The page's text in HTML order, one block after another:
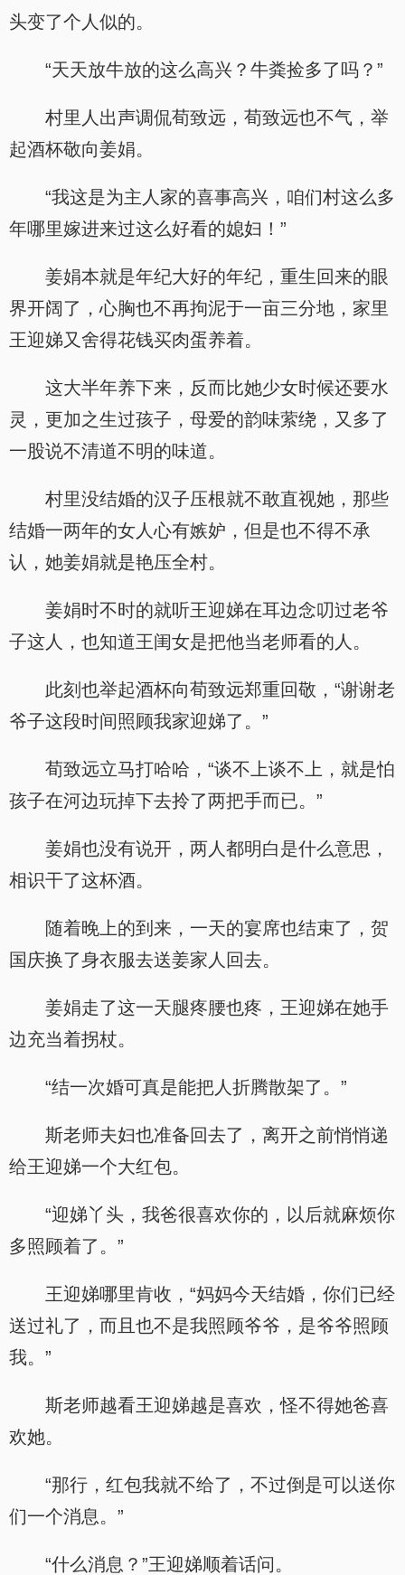
头变了个人似的。
“天天放牛放的这么高兴？牛粪捡多了吗？”
村里人出声调侃荀致远，荀致远也不气，举
起酒杯敬向姜娟。
“我这是为主人家的喜事高兴，咱们村这么多
年哪里嫁进来过这么好看的媳妇！”
姜娟本就是年纪大好的年纪，重生回来的眼
界开阔了，心胸也不再拘泥于一亩三分地，家里
王迎娣又舍得花钱买肉蛋养着。
这大半年养下来，反而比她少女时候还要水
灵，更加之生过孩子，母爱的韵味萦绕，又多了
一股说不清道不明的味道。
村里没结婚的汉子压根就不敢直视她，那些
结婚一两年的女人心有嫉妒，但是也不得不承
认，她姜娟就是艳压全村。
姜娟时不时的就听王迎娣在耳边念叨过老爷
子这人，也知道王闺女是把他当老师看的人。
此刻也举起酒杯向荀致远郑重回敬，“谢谢老
爷子这段时间照顾我家迎娣了。”
荀致远立马打哈哈，“谈不上谈不上，就是怕
孩子在河边玩掉下去拎了两把手而已。”
姜娟也没有说开，两人都明白是什么意思，
相识干了这杯酒。
随着晚上的到来，一天的宴席也结束了，贺
国庆换了身衣服去送姜家人回去。
姜娟走了这一天腿疼腰也疼，王迎娣在她手
边充当着拐杖。
“结一次婚可真是能把人折腾散架了。”
斯老师夫妇也准备回去了，离开之前悄悄递
给王迎娣一个大红包。
“迎娣丫头，我爸很喜欢你的，以后就麻烦你
多照顾着了。”
王迎娣哪里肯收，“妈妈今天结婚，你们已经
送过礼了，而且也不是我照顾爷爷，是爷爷照顾
我。”
斯老师越看王迎娣越是喜欢，怪不得她爸喜
欢她。
“那行，红包我就不给了，不过倒是可以送你
们一个消息。”
“什么消息？”王迎娣顺着话问。